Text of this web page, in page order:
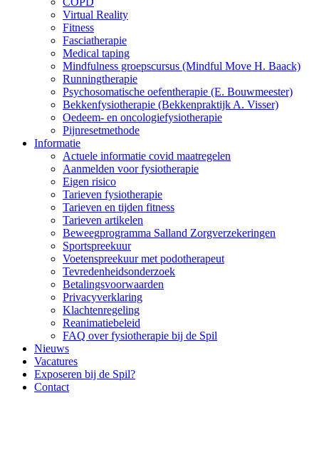
Virtual Reality
Fitness
Fasciatherapie
Medical taping
Mindfulness groepscursus (Mindful Move H. Baack)
Runningtherapie
Psychosomatische oefentherapie (E. Bouwmeester)
Bekkenfysiotherapie (Bekkenpraktijk A. Visser)
Oedeem- en oncologiefysiotherapie
Pijnresetmethode
Informatie
Actuele informatie covid maatregelen
Aanmelden voor fysiotherapie
Eigen risico
Tarieven fysiotherapie
Tarieven en tijden fitness
Tarieven artikelen
Beweegprogramma Salland Zorgverzekeringen
Sportspreekuur
Voetenspreekuur met podotherapeut
Tevredenheidsonderzoek
Betalingsvoorwaarden
Privacyverklaring
Klachtenregeling
Reanimatiebeleid
FAQ over fysiotherapie bij de Spil
Nieuws
Vacatures
Exposeren bij de Spil?
Contact